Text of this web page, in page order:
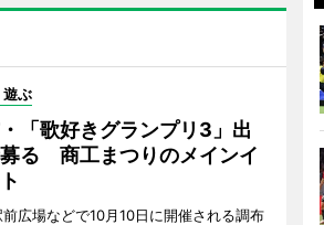
遊ぶ
「歌好きグランプリ3」出
る 商工まつりのメインイ
広場などで10月10日に開催される調布